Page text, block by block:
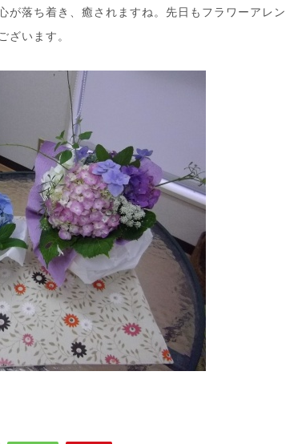
が落ち着き、癒されますね。先日もフラワーアレン
ざいます。